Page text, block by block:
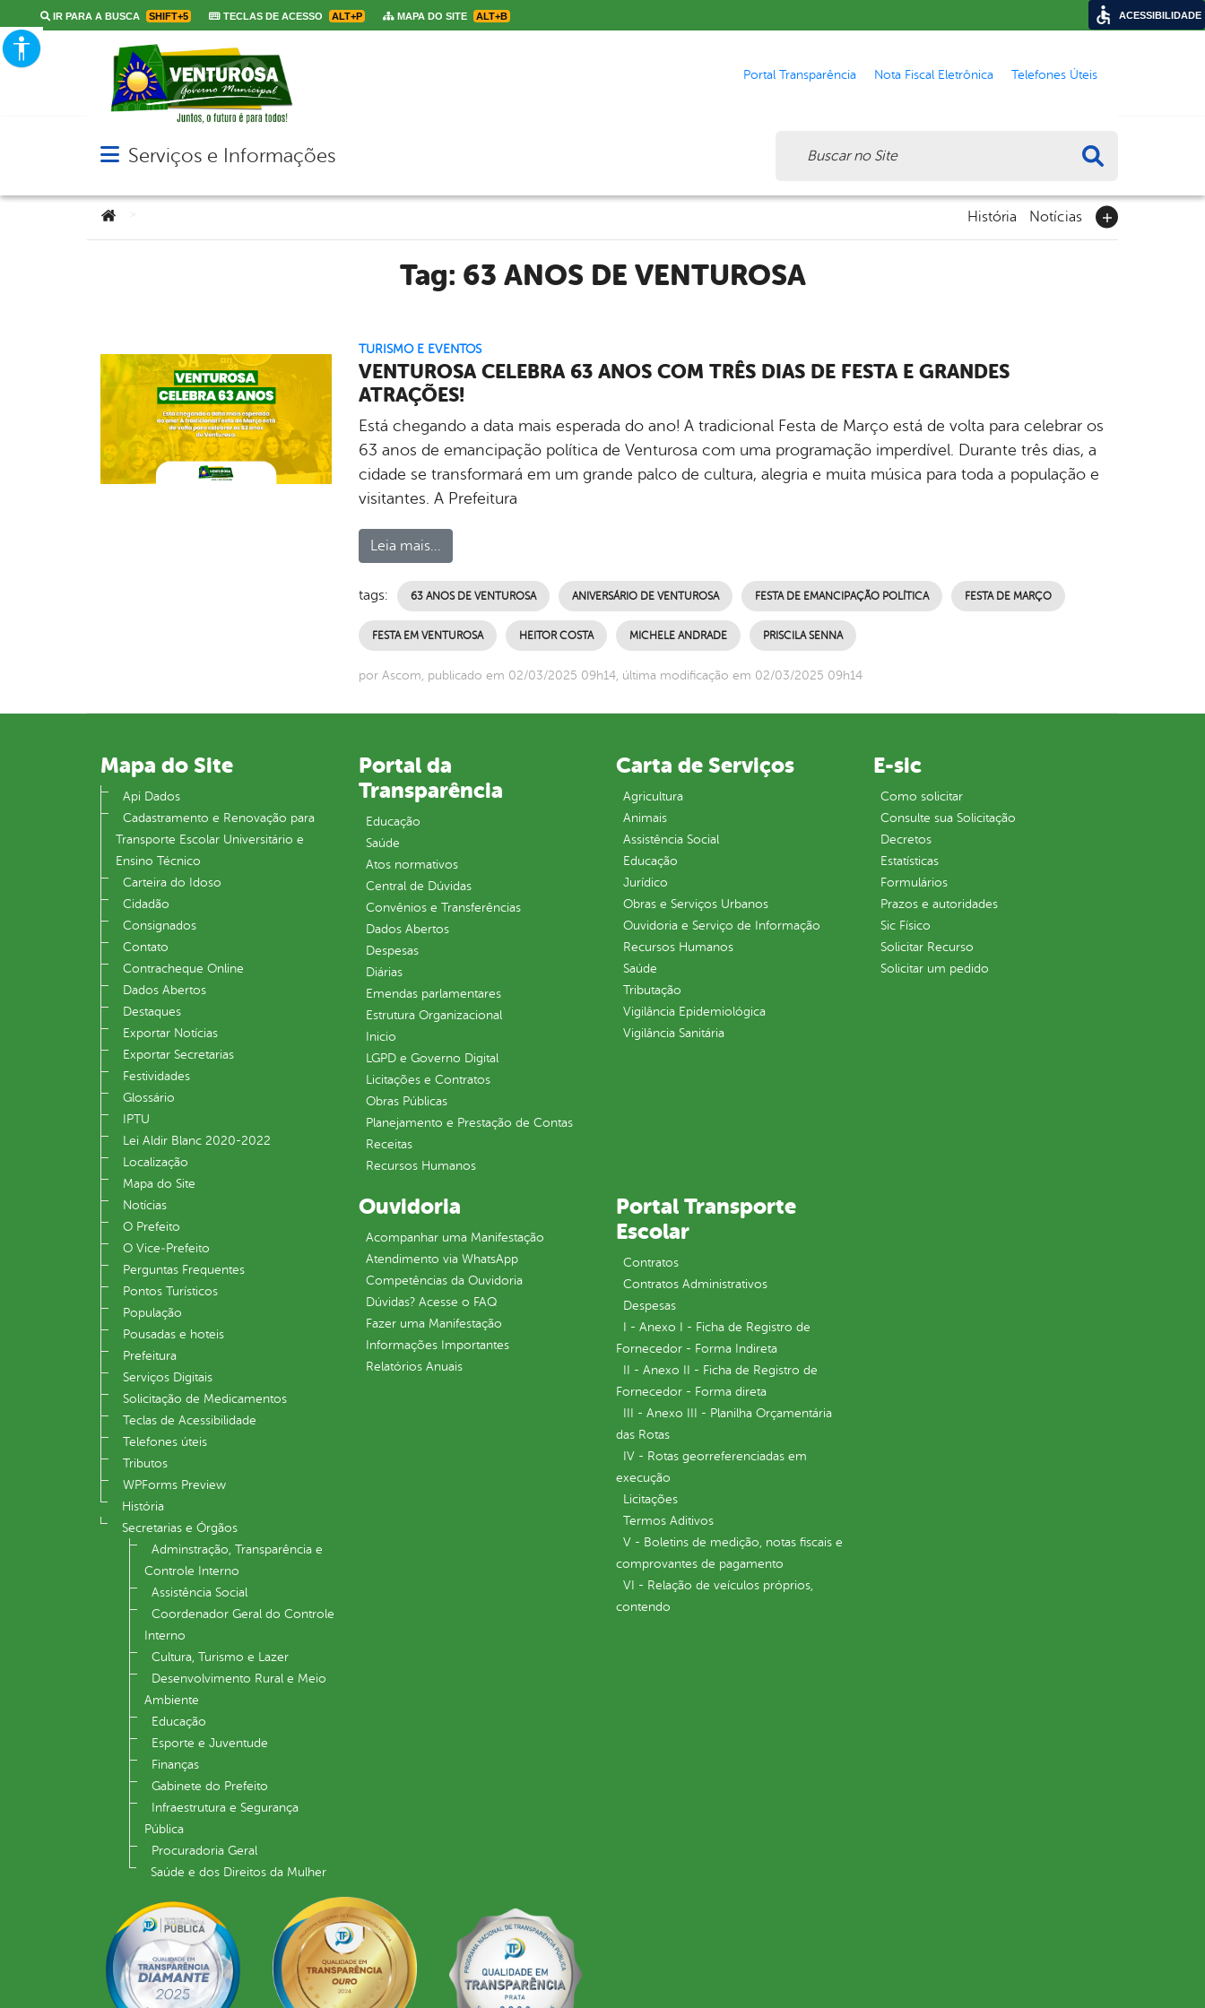
IR PARA A BUSCA SHIFT+5 TECLAS DE ACESSO ALT+P MAPA DO SITE ALT+B
Portal Transparência Nota Fiscal Eletrônica Telefones Úteis
Abrir menu principal de navegação
Serviços e Informações
Você está aqui: História Notícias
Tag: 63 ANOS DE VENTUROSA
TURISMO E EVENTOS
VENTUROSA CELEBRA 63 ANOS COM TRÊS DIAS DE FESTA E GRANDES
ATRAÇÕES!
Está chegando a data mais esperada do ano! A tradicional Festa de Março está de volta para celebrar os
63 anos de emancipação política de Venturosa com uma programação imperdível. Durante três dias, a
cidade se transformará em um grande palco de cultura, alegria e muita música para toda a população e
visitantes. A Prefeitura
Leia mais...
tags: 63 ANOS DE VENTUROSA ANIVERSÁRIO DE VENTUROSA FESTA DE EMANCIPAÇÃO POLÍTICA FESTA DE MARÇO
FESTA EM VENTUROSA HEITOR COSTA MICHELE ANDRADE PRISCILA SENNA
por Ascom, publicado em 02/03/2025 09h14, última modificação em 02/03/2025 09h14
Mapa do Site
Api Dados
Cadastramento e Renovação para
Transporte Escolar Universitário e
Ensino Técnico
Carteira do Idoso
Cidadão
Consignados
Contato
Contracheque Online
Dados Abertos
Destaques
Exportar Notícias
Exportar Secretarias
Festividades
Glossário
IPTU
Lei Aldir Blanc 2020-2022
Localização
Mapa do Site
Notícias
O Prefeito
O Vice‐Prefeito
Perguntas Frequentes
Pontos Turísticos
População
Pousadas e hoteis
Prefeitura
Serviços Digitais
Solicitação de Medicamentos
Teclas de Acessibilidade
Telefones úteis
Tributos
WPForms Preview
História
Secretarias e Órgãos
Adminstração, Transparência e
Controle Interno
Assistência Social
Coordenador Geral do Controle
Interno
Cultura, Turismo e Lazer
Desenvolvimento Rural e Meio
Ambiente
Educação
Esporte e Juventude
Finanças
Gabinete do Prefeito
Infraestrutura e Segurança
Pública
Procuradoria Geral
Saúde e dos Direitos da Mulher
Portal da
Transparência
Educação
Saúde
Atos normativos
Central de Dúvidas
Convênios e Transferências
Dados Abertos
Despesas
Diárias
Emendas parlamentares
Estrutura Organizacional
Inicio
LGPD e Governo Digital
Licitações e Contratos
Obras Públicas
Planejamento e Prestação de Contas
Receitas
Recursos Humanos
Carta de Serviços
Agricultura
Animais
Assistência Social
Educação
Jurídico
Obras e Serviços Urbanos
Ouvidoria e Serviço de Informação
Recursos Humanos
Saúde
Tributação
Vigilância Epidemiológica
Vigilância Sanitária
E-sic
Como solicitar
Consulte sua Solicitação
Decretos
Estatísticas
Formulários
Prazos e autoridades
Sic Físico
Solicitar Recurso
Solicitar um pedido
Ouvidoria
Acompanhar uma Manifestação
Atendimento via WhatsApp
Competências da Ouvidoria
Dúvidas? Acesse o FAQ
Fazer uma Manifestação
Informações Importantes
Relatórios Anuais
Portal Transporte
Escolar
Contratos
Contratos Administrativos
Despesas
I - Anexo I - Ficha de Registro de
Fornecedor - Forma Indireta
II - Anexo II - Ficha de Registro de
Fornecedor - Forma direta
III - Anexo III - Planilha Orçamentária
das Rotas
IV - Rotas georreferenciadas em
execução
Licitações
Termos Aditivos
V - Boletins de medição, notas fiscais e
comprovantes de pagamento
VI - Relação de veículos próprios,
contendo
ACESSIBILIDADE